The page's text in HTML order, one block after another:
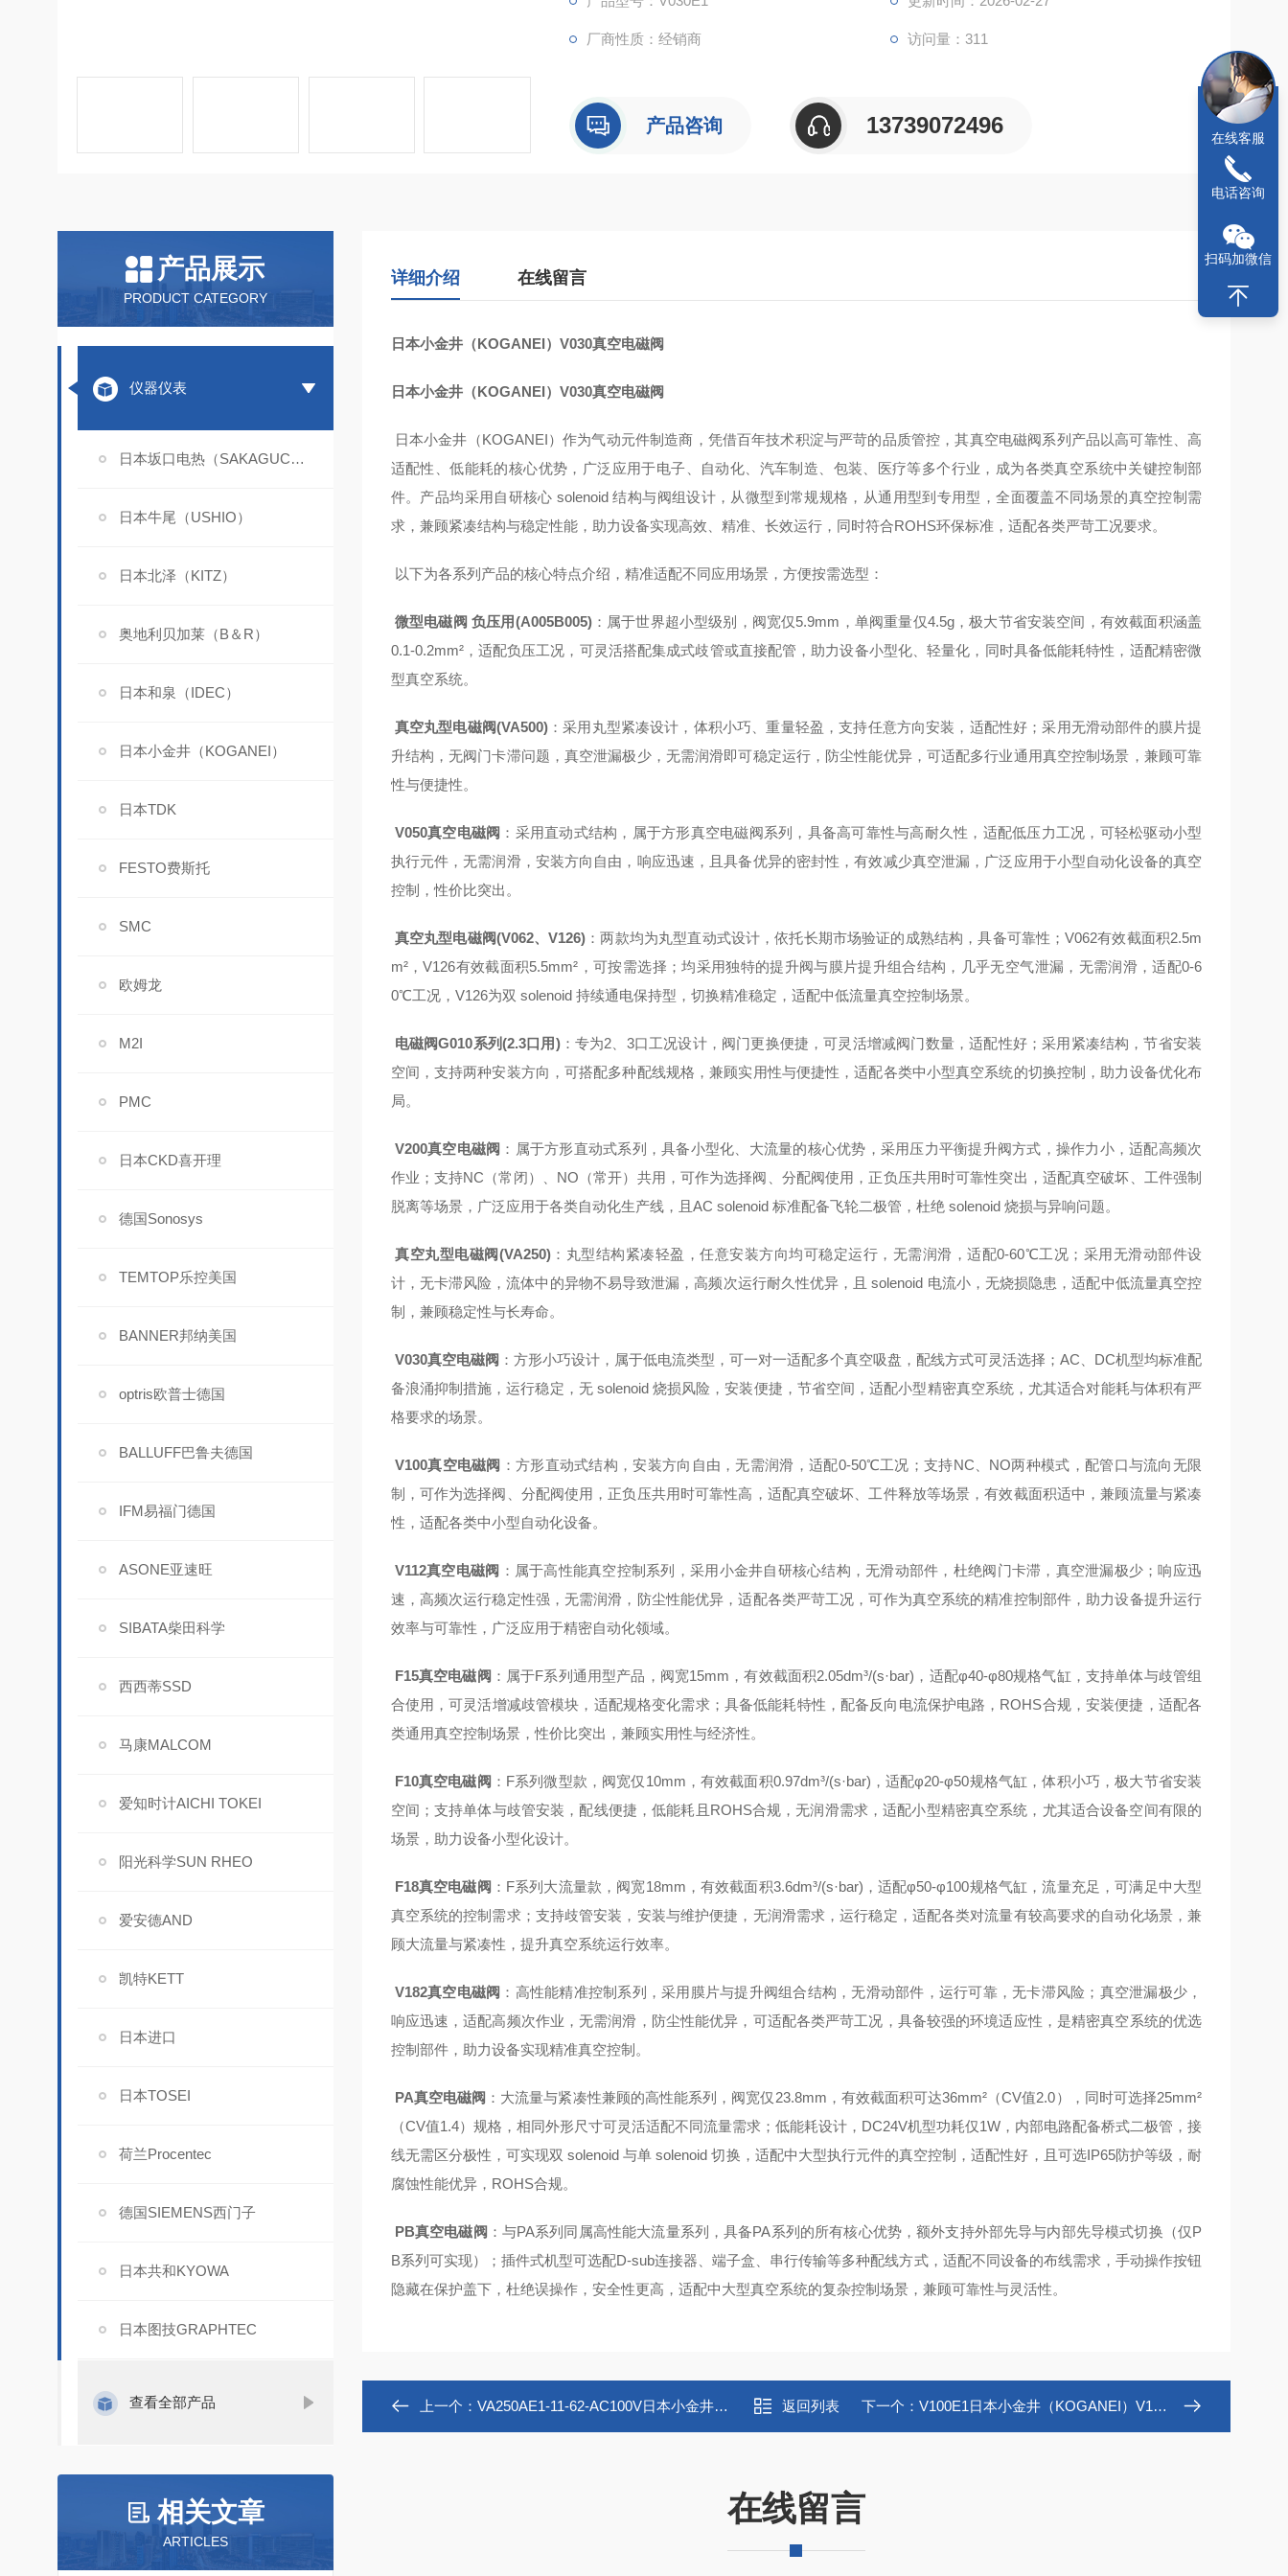
厂商性质：经销商 访问量：311
产品咨询 13739072496
产品展示
PRODUCT CATEGORY
仪器仪表
日本坂口电热（SAKAGUCHI）
日本牛尾（USHIO）
日本北泽（KITZ）
奥地利贝加莱（B＆R）
日本和泉（IDEC）
日本小金井（KOGANEI）
日本TDK
FESTO费斯托
SMC
欧姆龙
M2I
PMC
日本CKD喜开理
德国Sonosys
TEMTOP乐控美国
BANNER邦纳美国
optris欧普士德国
BALLUFF巴鲁夫德国
IFM易福门德国
ASONE亚速旺
SIBATA柴田科学
西西蒂SSD
马康MALCOM
爱知时计AICHI TOKEI
阳光科学SUN RHEO
爱安德AND
凯特KETT
日本进口
日本TOSEI
荷兰Procentec
德国SIEMENS西门子
日本共和KYOWA
日本图技GRAPHTEC
查看全部产品
相关文章
ARTICLES
详细介绍 在线留言
日本小金井（KOGANEI）V030真空电磁阀
日本小金井（KOGANEI）V030真空电磁阀
日本小金井（KOGANEI）作为气动元件制造商，凭借百年技术积淀与严苛的品质管控，其真空电磁阀系列产品以高可靠性、高
适配性、低能耗的核心优势，广泛应用于电子、自动化、汽车制造、包装、医疗等多个行业，成为各类真空系统中关键控制部
件。产品均采用自研核心 solenoid 结构与阀组设计，从微型到常规规格，从通用型到专用型，全面覆盖不同场景的真空控制需
求，兼顾紧凑结构与稳定性能，助力设备实现高效、精准、长效运行，同时符合ROHS环保标准，适配各类严苛工况要求。
以下为各系列产品的核心特点介绍，精准适配不同应用场景，方便按需选型：
微型电磁阀 负压用(A005B005)：属于世界超小型级别，阀宽仅5.9mm，单阀重量仅4.5g，极大节省安装空间，有效截面积涵盖
0.1-0.2mm²，适配负压工况，可灵活搭配集成式歧管或直接配管，助力设备小型化、轻量化，同时具备低能耗特性，适配精密微
型真空系统。
真空丸型电磁阀(VA500)：采用丸型紧凑设计，体积小巧、重量轻盈，支持任意方向安装，适配性好；采用无滑动部件的膜片提
升结构，无阀门卡滞问题，真空泄漏极少，无需润滑即可稳定运行，防尘性能优异，可适配多行业通用真空控制场景，兼顾可靠
性与便捷性。
V050真空电磁阀 ：采用直动式结构，属于方形真空电磁阀系列，具备高可靠性与高耐久性，适配低压力工况，可轻松驱动小型
执行元件，无需润滑，安装方向自由，响应迅速，且具备优异的密封性，有效减少真空泄漏，广泛应用于小型自动化设备的真空
控制，性价比突出。
真空丸型电磁阀(V062、V126) ：两款均为丸型直动式设计，依托长期市场验证的成熟结构，具备可靠性；V062有效截面积2.5m
m²，V126有效截面积5.5mm²，可按需选择；均采用独特的提升阀与膜片提升组合结构，几乎无空气泄漏，无需润滑，适配0-6
0℃工况，V126为双 solenoid 持续通电保持型，切换精准稳定，适配中低流量真空控制场景。
电磁阀G010系列(2.3口用)：专为2、3口工况设计，阀门更换便捷，可灵活增减阀门数量，适配性好；采用紧凑结构，节省安装
空间，支持两种安装方向，可搭配多种配线规格，兼顾实用性与便捷性，适配各类中小型真空系统的切换控制，助力设备优化布
局。
V200真空电磁阀 ：属于方形直动式系列，具备小型化、大流量的核心优势，采用压力平衡提升阀方式，操作力小，适配高频次
作业；支持NC（常闭）、NO（常开）共用，可作为选择阀、分配阀使用，正负压共用时可靠性突出，适配真空破坏、工件强制
脱离等场景，广泛应用于各类自动化生产线，且AC solenoid 标准配备飞轮二极管，杜绝 solenoid 烧损与异响问题。
真空丸型电磁阀(VA250)：丸型结构紧凑轻盈，任意安装方向均可稳定运行，无需润滑，适配0-60℃工况；采用无滑动部件设
计，无卡滞风险，流体中的异物不易导致泄漏，高频次运行耐久性优异，且 solenoid 电流小，无烧损隐患，适配中低流量真空控
制，兼顾稳定性与长寿命。
V030真空电磁阀 ：方形小巧设计，属于低电流类型，可一对一适配多个真空吸盘，配线方式可灵活选择；AC、DC机型均标准配
备浪涌抑制措施，运行稳定，无 solenoid 烧损风险，安装便捷，节省空间，适配小型精密真空系统，尤其适合对能耗与体积有严
格要求的场景。
V100真空电磁阀 ：方形直动式结构，安装方向自由，无需润滑，适配0-50℃工况；支持NC、NO两种模式，配管口与流向无限
制，可作为选择阀、分配阀使用，正负压共用时可靠性高，适配真空破坏、工件释放等场景，有效截面积适中，兼顾流量与紧凑
性，适配各类中小型自动化设备。
V112真空电磁阀 ：属于高性能真空控制系列，采用小金井自研核心结构，无滑动部件，杜绝阀门卡滞，真空泄漏极少；响应迅
速，高频次运行稳定性强，无需润滑，防尘性能优异，适配各类严苛工况，可作为真空系统的精准控制部件，助力设备提升运行
效率与可靠性，广泛应用于精密自动化领域。
F15真空电磁阀 ：属于F系列通用型产品，阀宽15mm，有效截面积2.05dm³/(s·bar)，适配φ40-φ80规格气缸，支持单体与歧管组
合使用，可灵活增减歧管模块，适配规格变化需求；具备低能耗特性，配备反向电流保护电路，ROHS合规，安装便捷，适配各
类通用真空控制场景，性价比突出，兼顾实用性与经济性。
F10真空电磁阀 ：F系列微型款，阀宽仅10mm，有效截面积0.97dm³/(s·bar)，适配φ20-φ50规格气缸，体积小巧，极大节省安装
空间；支持单体与歧管安装，配线便捷，低能耗且ROHS合规，无润滑需求，适配小型精密真空系统，尤其适合设备空间有限的
场景，助力设备小型化设计。
F18真空电磁阀 ：F系列大流量款，阀宽18mm，有效截面积3.6dm³/(s·bar)，适配φ50-φ100规格气缸，流量充足，可满足中大型
真空系统的控制需求；支持歧管安装，安装与维护便捷，无润滑需求，运行稳定，适配各类对流量有较高要求的自动化场景，兼
顾大流量与紧凑性，提升真空系统运行效率。
V182真空电磁阀 ：高性能精准控制系列，采用膜片与提升阀组合结构，无滑动部件，运行可靠，无卡滞风险；真空泄漏极少，
响应迅速，适配高频次作业，无需润滑，防尘性能优异，可适配各类严苛工况，具备较强的环境适应性，是精密真空系统的优选
控制部件，助力设备实现精准真空控制。
PA真空电磁阀 ：大流量与紧凑性兼顾的高性能系列，阀宽仅23.8mm，有效截面积可达36mm²（CV值2.0），同时可选择25mm²
（CV值1.4）规格，相同外形尺寸可灵活适配不同流量需求；低能耗设计，DC24V机型功耗仅1W，内部电路配备桥式二极管，接
线无需区分极性，可实现双 solenoid 与单 solenoid 切换，适配中大型执行元件的真空控制，适配性好，且可选IP65防护等级，耐
腐蚀性能优异，ROHS合规。
PB真空电磁阀 ：与PA系列同属高性能大流量系列，具备PA系列的所有核心优势，额外支持外部先导与内部先导模式切换（仅P
B系列可实现）；插件式机型可选配D-sub连接器、端子盒、串行传输等多种配线方式，适配不同设备的布线需求，手动操作按钮
隐藏在保护盖下，杜绝误操作，安全性更高，适配中大型真空系统的复杂控制场景，兼顾可靠性与灵活性。
上一个： VA250AE1-11-62-AC100V日本小金井（KOGANEI）真空丸型电磁阀 返回列表 下一个： V100E1日本小金井（KOGANEI）V100真空电磁阀
在线留言
在线客服
电话咨询
扫码加微信